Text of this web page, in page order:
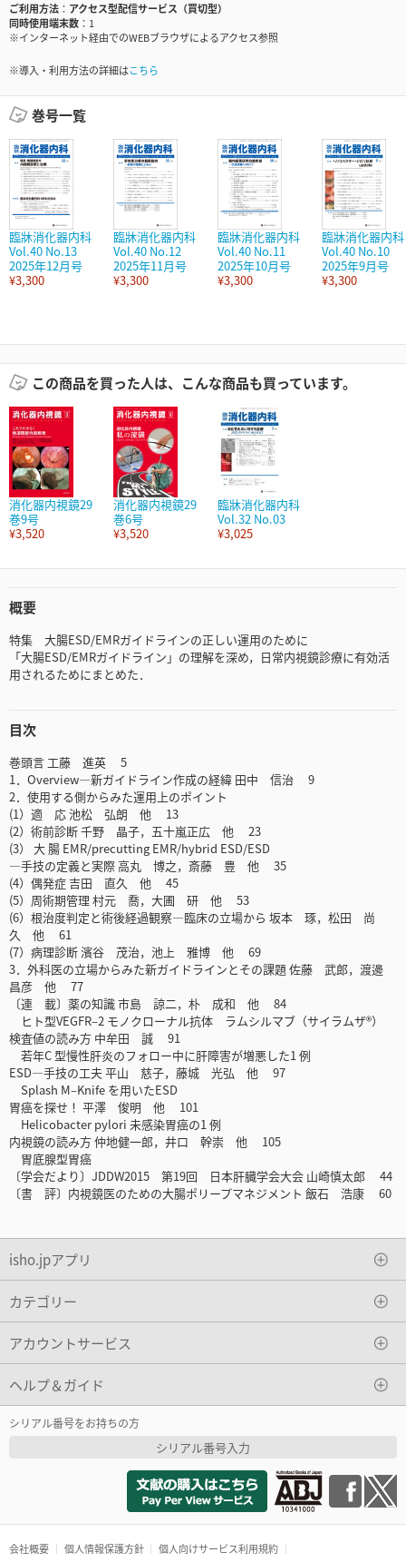
ご利用方法
アクセス型配信サービス（買切型）
同時使用端末数
1
※インターネット経由でのWEBブラウザによるアクセス参照
※導入・利用方法の詳細はこちら
巻号一覧
臨牀消化器内科
Vol.40 No.13
2025年12月号
¥3,300
臨牀消化器内科
Vol.40 No.12
2025年11月号
¥3,300
臨牀消化器内科
Vol.40 No.11
2025年10月号
¥3,300
臨牀消化器内科
Vol.40 No.10
2025年9月号
¥3,300
この商品を買った人は、こんな商品も買っています。
消化器内視鏡29
巻9号
¥3,520
消化器内視鏡29
巻6号
¥3,520
臨牀消化器内科
Vol.32 No.03
¥3,025
概要
特集 大腸ESD/EMRガイドラインの正しい運用のために
「大腸ESD/EMRガイドライン」の理解を深め，日常内視鏡診療に有効活
用されるためにまとめた．
目次
巻頭言 工藤 進英 5
1．Overview―新ガイドライン作成の経緯 田中 信治 9
2．使用する側からみた運用上のポイント
(1）適 応 池松 弘朗 他 13
(2）術前診断 千野 晶子，五十嵐正広 他 23
(3） 大 腸 EMR/precutting EMR/hybrid ESD/ESD
―手技の定義と実際 高丸 博之，斎藤 豊 他 35
(4）偶発症 吉田 直久 他 45
(5）周術期管理 村元 喬，大圃 研 他 53
(6）根治度判定と術後経過観察―臨床の立場から 坂本 琢，松田 尚
久 他 61
(7）病理診断 濱谷 茂治，池上 雅博 他 69
3．外科医の立場からみた新ガイドラインとその課題 佐藤 武郎，渡邊
昌彦 他 77
〔連 載〕薬の知識 市島 諒二，朴 成和 他 84
ヒト型VEGFR‒2 モノクローナル抗体 ラムシルマブ（サイラムザ®）
検査値の読み方 中牟田 誠 91
若年C 型慢性肝炎のフォロー中に肝障害が増悪した1 例
ESD―手技の工夫 平山 慈子，藤城 光弘 他 97
Splash M‒Knife を用いたESD
胃癌を探せ！ 平澤 俊明 他 101
Helicobacter pylori 未感染胃癌の1 例
内視鏡の読み方 仲地健一郎，井口 幹崇 他 105
胃底腺型胃癌
〔学会だより〕JDDW2015 第19回 日本肝臓学会大会 山崎慎太郎 44
〔書 評〕内視鏡医のための大腸ポリープマネジメント 飯石 浩康 60
isho.jpアプリ
カテゴリー
アカウントサービス
ヘルプ＆ガイド
シリアル番号をお持ちの方
シリアル番号入力
会社概要 個人情報保護方針
個人向けサービス利用規約